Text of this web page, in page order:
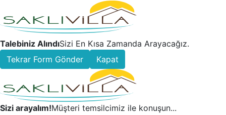
Talebiniz AlındıSizi En Kısa Zamanda Arayacağız.
Tekrar Form Gönder
Kapat
Sizi arayalım!Müşteri temsilcimiz ile konuşun...